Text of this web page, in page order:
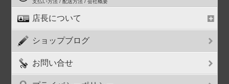
支払い方法 / 配送方法 / 会社概要
店長について
ショップブログ
お問い合せ